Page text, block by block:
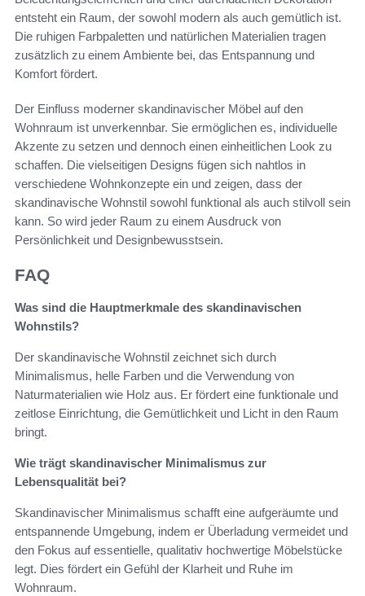
entsteht ein Raum, der sowohl modern als auch gemütlich ist.
Die ruhigen Farbpaletten und natürlichen Materialien tragen
zusätzlich zu einem Ambiente bei, das Entspannung und
Komfort fördert.
Der Einfluss moderner skandinavischer Möbel auf den
Wohnraum ist unverkennbar. Sie ermöglichen es, individuelle
Akzente zu setzen und dennoch einen einheitlichen Look zu
schaffen. Die vielseitigen Designs fügen sich nahtlos in
verschiedene Wohnkonzepte ein und zeigen, dass der
skandinavische Wohnstil sowohl funktional als auch stilvoll sein
kann. So wird jeder Raum zu einem Ausdruck von
Persönlichkeit und Designbewusstsein.
FAQ
Was sind die Hauptmerkmale des skandinavischen
Wohnstils?
Der skandinavische Wohnstil zeichnet sich durch
Minimalismus, helle Farben und die Verwendung von
Naturmaterialien wie Holz aus. Er fördert eine funktionale und
zeitlose Einrichtung, die Gemütlichkeit und Licht in den Raum
bringt.
Wie trägt skandinavischer Minimalismus zur
Lebensqualität bei?
Skandinavischer Minimalismus schafft eine aufgeräumte und
entspannende Umgebung, indem er Überladung vermeidet und
den Fokus auf essentielle, qualitativ hochwertige Möbelstücke
legt. Dies fördert ein Gefühl der Klarheit und Ruhe im
Wohnraum.